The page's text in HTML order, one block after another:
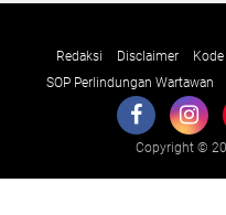
Redaksi Disclaimer
SOP Perlindungan Wartawan
Copyright ©